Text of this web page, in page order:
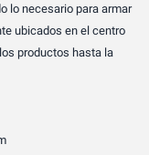
lo necesario para armar
ubicados en el centro
productos hasta la